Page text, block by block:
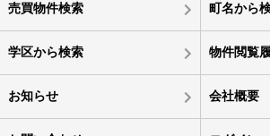
売買物件検索 町名から
学区から検索 物件閲覧
お知らせ 会社概要